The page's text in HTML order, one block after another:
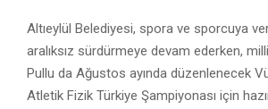
Altıeylül Belediyesi, spora ve sporcuya
aralıksız sürdürmeye devam ederken,
Pullu da Ağustos ayında düzenlenecek
Atletik Fizik Türkiye Şampiyonası için